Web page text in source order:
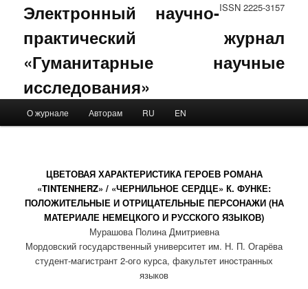
ISSN 2225-3157
Электронный научно-
практический журнал
«Гуманитарные научные
исследования»
Skip to primary content
Skip to secondary content
О журнале Авторам RU EN
ЦВЕТОВАЯ ХАРАКТЕРИСТИКА ГЕРОЕВ РОМАНА
«TINTENHERZ» / «ЧЕРНИЛЬНОЕ СЕРДЦЕ» К. ФУНКЕ:
ПОЛОЖИТЕЛЬНЫЕ И ОТРИЦАТЕЛЬНЫЕ ПЕРСОНАЖИ (НА
МАТЕРИАЛЕ НЕМЕЦКОГО И РУССКОГО ЯЗЫКОВ)
Мурашова Полина Дмитриевна
Мордовский государственный университет им. Н. П. Огарёва
студент-магистрант 2-ого курса, факультет иностранных
языков